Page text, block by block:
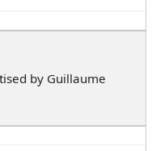
by Guillaume